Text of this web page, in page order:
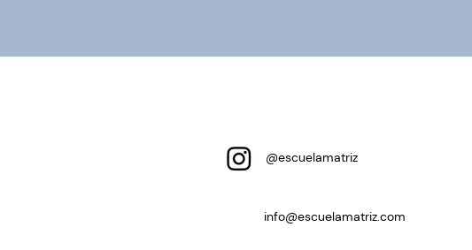
@escuelamatriz
info@escuelamatriz.com